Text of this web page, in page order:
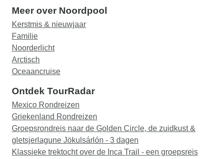
Meer over Noordpool
Kerstmis & nieuwjaar
Familie
Noorderlicht
Arctisch
Oceaancruise
Ontdek TourRadar
Mexico Rondreizen
Griekenland Rondreizen
Groepsrondreis naar de Golden Circle, de zuidkust &
gletsjerlagune Jökulsárlón - 3 dagen
Klassieke trektocht over de Inca Trail - een groepsreis